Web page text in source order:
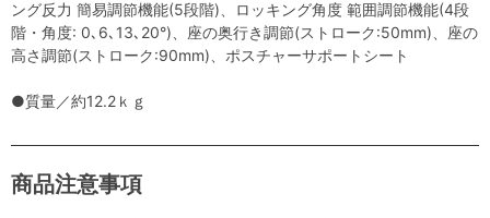
ング反力 簡易調節機能(5段階)、ロッキング角度 範囲調節機能(4段
階・角度: 0､6､13､20°)、座の奥行き調節(ストローク:50mm)、座の
高さ調節(ストローク:90mm)、ポスチャーサポートシート
●質量／約12.2ｋｇ
商品注意事項